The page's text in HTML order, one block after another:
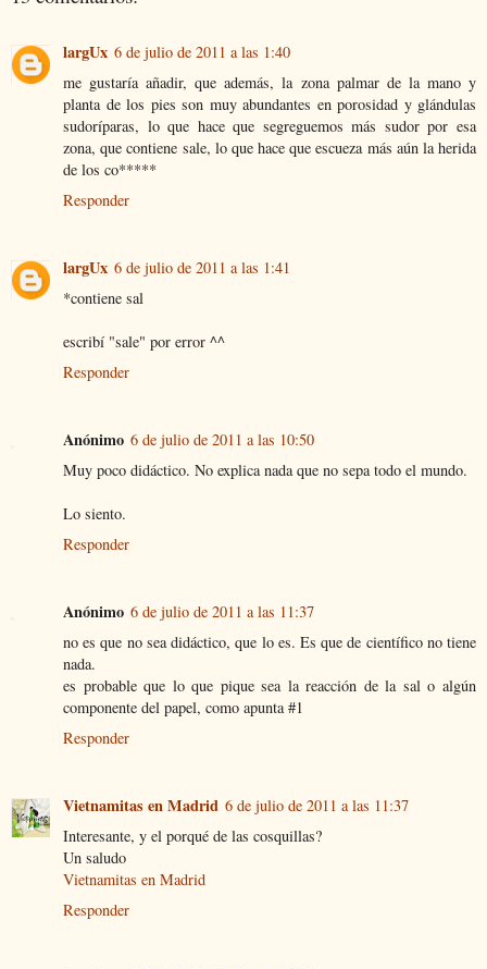
largUx 6 de julio de 2011 a las 1:40
me gustaría añadir, que además, la zona palmar de la mano y
planta de los pies son muy abundantes en porosidad y glándulas
sudoríparas, lo que hace que segreguemos más sudor por esa
zona, que contiene sale, lo que hace que escueza más aún la herida
de los co*****
Responder
largUx 6 de julio de 2011 a las 1:41
*contiene sal
escribí "sale" por error ^^
Responder
Anónimo 6 de julio de 2011 a las 10:50
Muy poco didáctico. No explica nada que no sepa todo el mundo.
Lo siento.
Responder
Anónimo 6 de julio de 2011 a las 11:37
no es que no sea didáctico, que lo es. Es que de científico no tiene
nada.
es probable que lo que pique sea la reacción de la sal o algún
componente del papel, como apunta #1
Responder
Vietnamitas en Madrid 6 de julio de 2011 a las 11:37
Interesante, y el porqué de las cosquillas?
Un saludo
Vietnamitas en Madrid
Responder